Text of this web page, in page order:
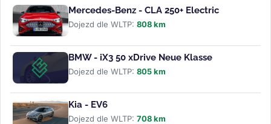
Mercedes-Benz - CLA 250+ Electric
Dojezd dle WLTP: 808 km
BMW - iX3 50 xDrive Neue Klasse
Dojezd dle WLTP: 805 km
Kia - EV6
Dojezd dle WLTP: 708 km